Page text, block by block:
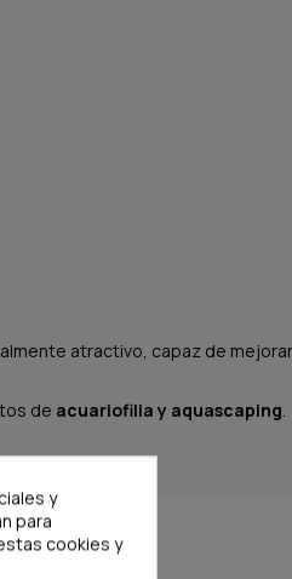
atractivo, capaz de
de acuariofilia y aquascaping.
y
para
cookies y